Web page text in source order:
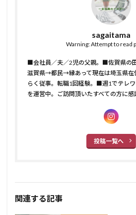
sagaitama
Warning: Attempt to read
■会社員／夫／2児の父親。■佐賀県の
滋賀県→都民→縁あって現在は埼玉県
らく従事。転職1回経験。■週1でテレ
を運営中。ご訪問頂いたすべての方に感
投稿一覧へ
関連する記事